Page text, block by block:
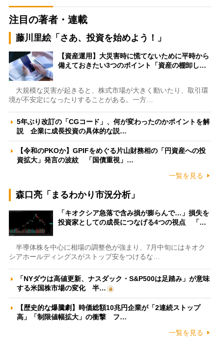
注目の著者・連載
藤川里絵「さあ、投資を始めよう！」
【資産運用】大災害時に慌てないために平時から
備えておきたい3つのポイント「資産の棚卸し…
大規模な災害が起きると、株式市場が大きく動いたり、取引環
境が不安定になったりすることがある。一方…
5年ぶり改訂の「CGコード」、何が変わったのかポイントを解
説 企業に成長投資の具体的な説…
【令和のPKOか】GPIFをめぐる片山財務相の「円資産への投
資拡大」発言の波紋 「国債重視」…
一覧を見る
森口亮「まるわかり市況分析」
「キオクシア急落で含み損が膨らんで…」損失を
投資家としての成長につなげる4つの視点 「…
半導体株を中心に相場の調整色が強まり、7月中旬にはキオク
シアホールディングスがストップ安をつけるな…
「NYダウは高値更新、ナスダック・S&P500は足踏み」が意味
する米国株市場の変化 半…
【歴史的な爆騰劇】時価総額10兆円企業が「2連続ストップ
高」「制限値幅拡大」の衝撃 フ…
一覧を見る